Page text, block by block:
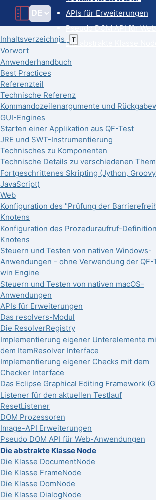
APIs für Erweiterungen
Pseudo DOM API für
Die abstrakte Klasse Node
Inhaltsverzeichnis T
Vorwort
Anwenderhandbuch
Best Practices
Referenzteil
Technische Referenz
Kommandozeilenargumente und
GUI-Engines
Starten einer Applikation aus QF-Test
JRE und SWT-Instrumentierung
Technisches zu Komponenten
Technische Details zu verschiedenen
Fortgeschrittenes Skripting (Jython,
JavaScript)
Web
Konfiguration des "Prüfung der
Knotens
Konfiguration des Prozeduraufruf-
Knotens
Steuern und Testen von nativen Windows-
Anwendungen - ohne Verwendung der QF-
win Engine
Steuern und Testen von nativen macOS-
Anwendungen
APIs für Erweiterungen
Das resolvers-Modul
Die ResolverRegistry
Implementierung eigener Unterelemente
dem ItemResolver Interface
Implementierung eigener Checks mit dem
Checker Interface
Das Eclipse Graphical Editing Framework
Listener für den aktuellen Testlauf
ResetListener
DOM Prozessoren
Image-API Erweiterungen
Pseudo DOM API für Web-Anwendungen
Die abstrakte Klasse Node
Die Klasse DocumentNode
Die Klasse FrameNode
Die Klasse DomNode
Die Klasse DialogNode